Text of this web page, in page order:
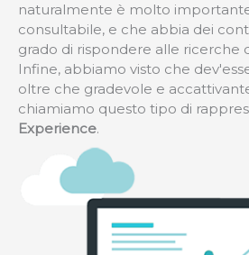
naturalmente è molto
consultabile, e che abbia dei
grado di rispondere alle ricerche
Infine, abbiamo visto che
oltre che gradevole e
chiamiamo questo tipo di
Experience.